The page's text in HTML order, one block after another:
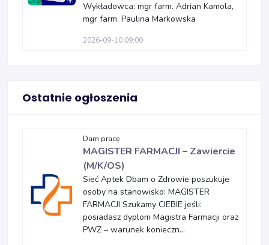
Wykładowca: mgr farm. Adrian Kamola,
mgr farm. Paulina Markowska
2026-09-10 09:00
Ostatnie ogłoszenia
Dam pracę
MAGISTER FARMACJI – Zawiercie
(M/K/OS)
Sieć Aptek Dbam o Zdrowie poszukuje
osoby na stanowisko: MAGISTER
FARMACJI Szukamy CIEBIE jeśli:
posiadasz dyplom Magistra Farmacji oraz
PWZ – warunek konieczn...